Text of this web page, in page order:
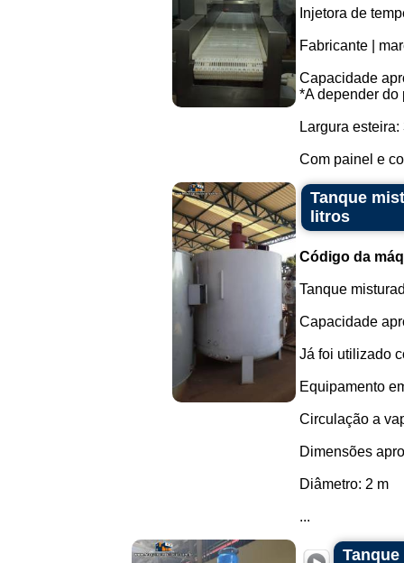
Injetora de
Fabricante |
Capacidade
*A depender do
Largura esteira:
Com painel e
Tanque
litros
Código da
Tanque
Capacidade
Já foi utilizado
Equipamento
Circulação a
Dimensões
Diâmetro: 2 m
...